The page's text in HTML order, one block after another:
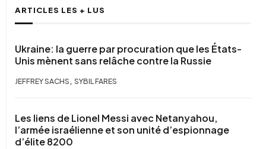
ARTICLES LES + LUS
Ukraine: la guerre par procuration que les États-
Unis mènent sans relâche contre la Russie
JEFFREY SACHS, SYBIL FARES
Les liens de Lionel Messi avec Netanyahou,
l’armée israélienne et son unité d’espionnage
d’élite 8200